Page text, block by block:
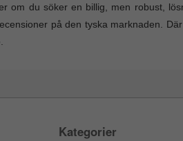
om du söker en billig, men robust,
på den tyska marknaden.
Kategorier